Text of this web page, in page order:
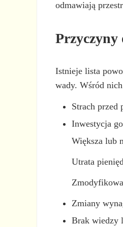
odmawiają
Przyczyny
Istnieje lista
wady. Wśród
Strach przed
Inwestycja
Większa lub
Utrata
Zmiany
Brak wiedzy